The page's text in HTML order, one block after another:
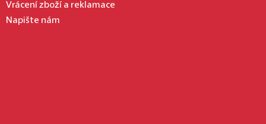
Vrácení zboží a reklamace
Napište nám